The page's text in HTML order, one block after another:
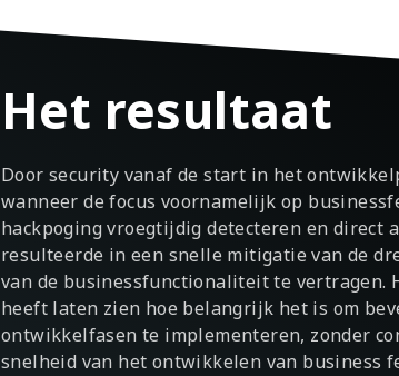
Het resultaat
Door security vanaf de start in het
wanneer de focus voornamelijk op
hackpoging vroegtijdig detecteren en direct
resulteerde in een snelle mitigatie van de
van de businessfunctionaliteit te vertragen.
heeft laten zien hoe belangrijk het is om
ontwikkelfasen te implementeren, zonder
snelheid van het ontwikkelen van business